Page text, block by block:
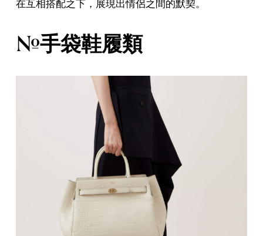
在互相搭配之下，展現出情侶之間的默契。
#手袋鞋履類